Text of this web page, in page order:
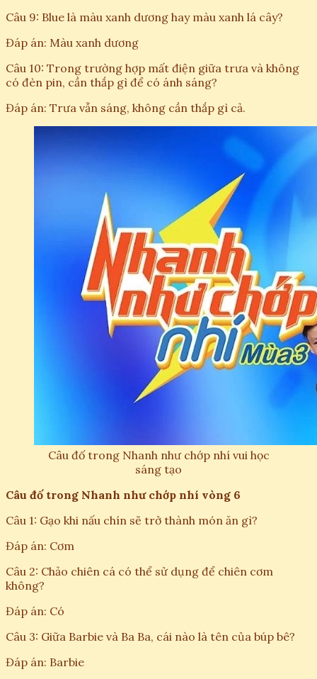
Câu 9: Blue là màu xanh dương hay màu xanh lá cây?
Đáp án: Màu xanh dương
Câu 10: Trong trường hợp mất điện giữa trưa và không
có đèn pin, cần thắp gì để có ánh sáng?
Đáp án: Trưa vẫn sáng, không cần thắp gì cả.
Câu đố trong Nhanh như chớp nhí vui học
sáng tạo
Câu đố trong Nhanh như chớp nhí vòng 6
Câu 1: Gạo khi nấu chín sẽ trở thành món ăn gì?
Đáp án: Cơm
Câu 2: Chảo chiên cá có thể sử dụng để chiên cơm
không?
Đáp án: Có
Câu 3: Giữa Barbie và Ba Ba, cái nào là tên của búp bê?
Đáp án: Barbie